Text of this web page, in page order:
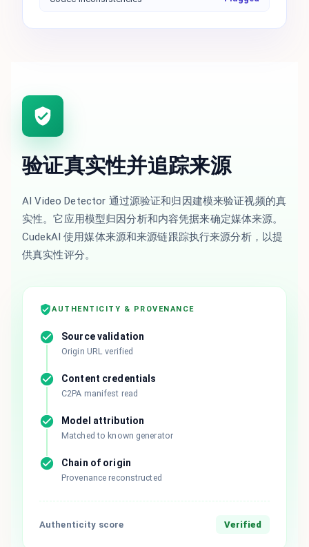
AUTHENTICITY & PROVENANCE
Source validation
Origin URL verified
Content credentials
C2PA manifest read
Model attribution
Matched to known generator
Chain of origin
Provenance reconstructed
Authenticity score Verified
验证真实性并追踪来源
AI Video Detector 通过源验证和归因建模来验证视频的真
实性。它应用模型归因分析和内容凭据来确定媒体来源。
CudekAI 使用媒体来源和来源链跟踪执行来源分析，以提
供真实性评分。